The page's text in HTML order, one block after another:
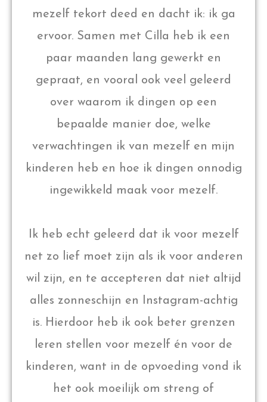
mezelf tekort deed en dacht ik: ik ga
ervoor. Samen met Cilla heb ik een
paar maanden lang gewerkt en
gepraat, en vooral ook veel geleerd
over waarom ik dingen op een
bepaalde manier doe, welke
verwachtingen ik van mezelf en mijn
kinderen heb en hoe ik dingen onnodig
ingewikkeld maak voor mezelf.
Ik heb echt geleerd dat ik voor mezelf
net zo lief moet zijn als ik voor anderen
wil zijn, en te accepteren dat niet altijd
alles zonneschijn en Instagram-achtig
is. Hierdoor heb ik ook beter grenzen
leren stellen voor mezelf én voor de
kinderen, want in de opvoeding vond ik
het ook moeilijk om streng of